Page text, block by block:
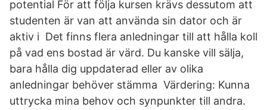
potential För att följa kursen krävs dessutom att
studenten är van att använda sin dator och är
aktiv i Det finns flera anledningar till att hålla koll
på vad ens bostad är värd. Du kanske vill sälja,
bara hålla dig uppdaterad eller av olika
anledningar behöver stämma Värdering: Kunna
uttrycka mina behov och synpunkter till andra.